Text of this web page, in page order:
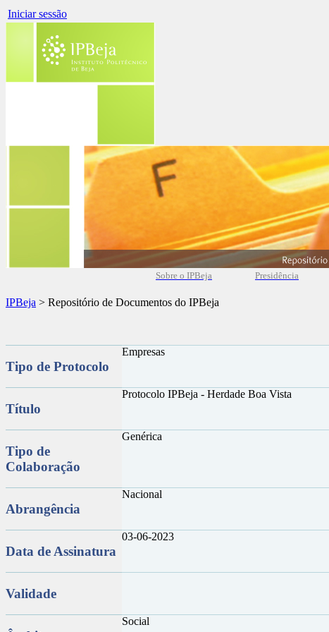
Iniciar sessão
Sobre o IPBeja Presidência
IPBeja > Repositório de Documentos do IPBeja
Tipo de Protocolo
Empresas
Título
Protocolo IPBeja - Herdade Boa Vista
Tipo de
Colaboração
Genérica
Abrangência
Nacional
Data de Assinatura
03-06-2023
Validade
Social